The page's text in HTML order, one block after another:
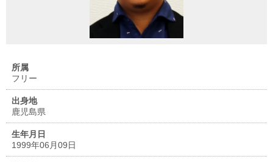
所属
フリー
出身地
鹿児島県
生年月日
1999年06月09日